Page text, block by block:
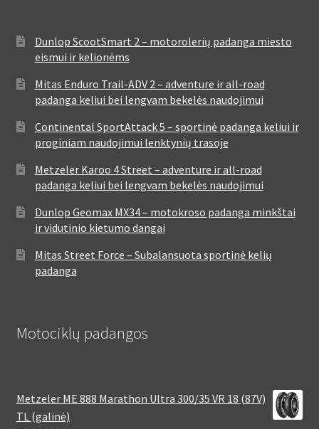
Dunlop ScootSmart 2 – motorolerių padanga miesto
eismui ir kelionėms
Mitas Enduro Trail-ADV 2 – adventure ir all-road
padanga keliui bei lengvam bekelės naudojimui
Continental SportAttack 5 – sportinė padanga keliui ir
proginiam naudojimui lenktynių trasoje
Metzeler Karoo 4 Street – adventure ir all-road
padanga keliui bei lengvam bekelės naudojimui
Dunlop Geomax MX34 – motokroso padanga minkštai
ir vidutinio kietumo dangai
Mitas Street Force – Subalansuota sportinė kelių
padanga
Motociklų padangos
Metzeler ME 888 Marathon Ultra 300/35 VR 18 (87V)
TL (galinė)